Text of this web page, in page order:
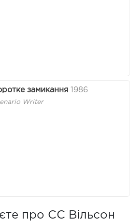
замикання 1986
Writer
про СС Вільсон